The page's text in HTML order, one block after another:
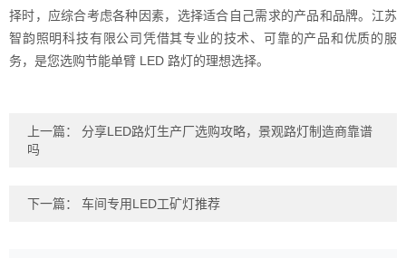
择时，应综合考虑各种因素，选择适合自己需求的产品和品牌。江苏
智韵照明科技有限公司凭借其专业的技术、可靠的产品和优质的服
务，是您选购节能单臂 LED 路灯的理想选择。
上一篇： 分享LED路灯生产厂选购攻略，景观路灯制造商靠谱
吗
下一篇： 车间专用LED工矿灯推荐